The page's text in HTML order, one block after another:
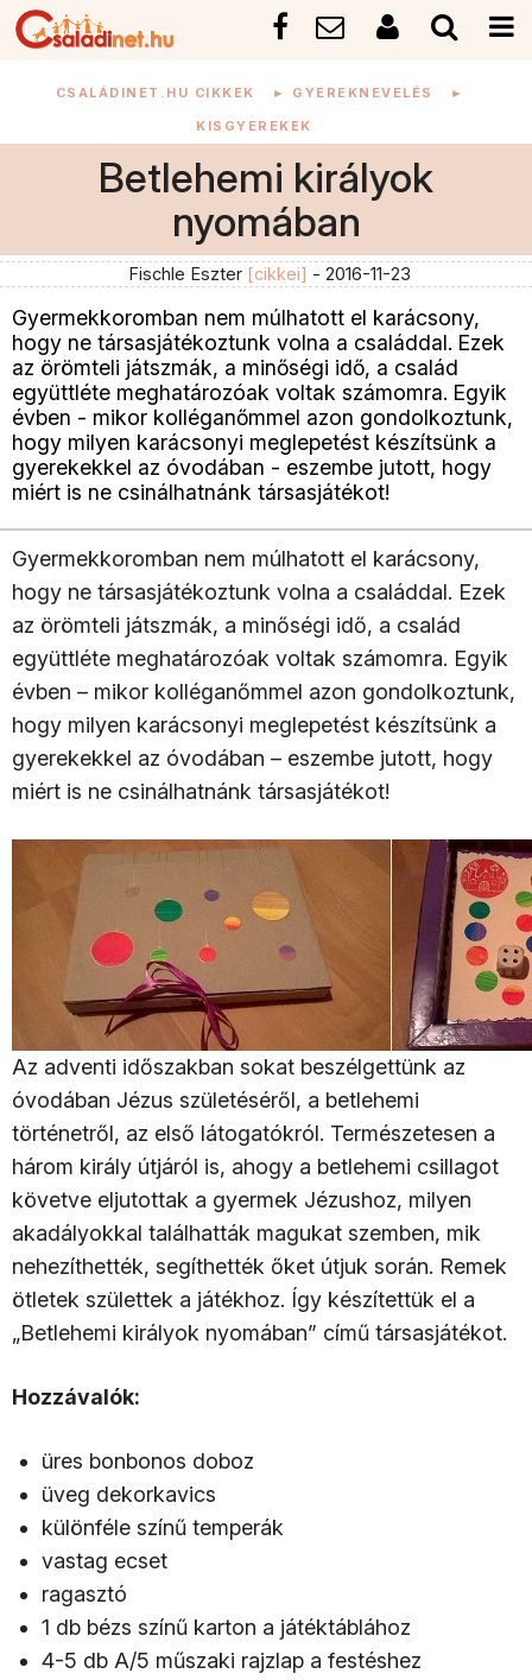
CSALÁDINET.HU CIKKEK ► GYEREKNEVELÉS ►
KISGYEREKEK
Betlehemi királyok
nyomában
Fischle Eszter [cikkei] - 2016-11-23
Gyermekkoromban nem múlhatott el karácsony,
hogy ne társasjátékoztunk volna a családdal. Ezek
az örömteli játszmák, a minőségi idő, a család
együttléte meghatározóak voltak számomra. Egyik
évben - mikor kolléganőmmel azon gondolkoztunk,
hogy milyen karácsonyi meglepetést készítsünk a
gyerekekkel az óvodában - eszembe jutott, hogy
miért is ne csinálhatnánk társasjátékot!
Gyermekkoromban nem múlhatott el karácsony,
hogy ne társasjátékoztunk volna a családdal. Ezek
az örömteli játszmák, a minőségi idő, a család
együttléte meghatározóak voltak számomra. Egyik
évben – mikor kolléganőmmel azon gondolkoztunk,
hogy milyen karácsonyi meglepetést készítsünk a
gyerekekkel az óvodában – eszembe jutott, hogy
miért is ne csinálhatnánk társasjátékot!
Az adventi időszakban sokat beszélgettünk az
óvodában Jézus születéséről, a betlehemi
történetről, az első látogatókról. Természetesen a
három király útjáról is, ahogy a betlehemi csillagot
követve eljutottak a gyermek Jézushoz, milyen
akadályokkal találhatták magukat szemben, mik
nehezíthették, segíthették őket útjuk során. Remek
ötletek születtek a játékhoz. Így készítettük el a
„Betlehemi királyok nyomában” című társasjátékot.
Hozzávalók:
üres bonbonos doboz
üveg dekorkavics
különféle színű temperák
vastag ecset
ragasztó
1 db bézs színű karton a játéktáblához
4-5 db A/5 műszaki rajzlap a festéshez